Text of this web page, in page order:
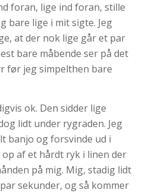
foran, lige ind foran, stille
bare lige i mit sigte. Jeg
at der nok lige går et par
bare måbende ser på det
før jeg simpelthen bare
ok. Den sidder lige
lidt under rygraden. Jeg
banjo og forsvinde ud i
af et hårdt ryk i linen der
på mig. Mig, stadig lidt
sekunder, og så kommer